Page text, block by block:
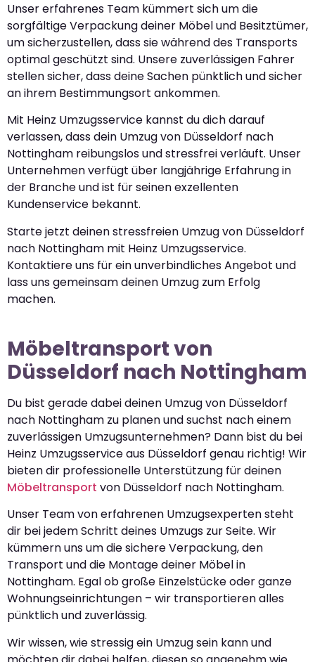
Unser erfahrenes Team kümmert sich um die
sorgfältige Verpackung deiner Möbel und Besitztümer,
um sicherzustellen, dass sie während des Transports
optimal geschützt sind. Unsere zuverlässigen Fahrer
stellen sicher, dass deine Sachen pünktlich und sicher
an ihrem Bestimmungsort ankommen.
Mit Heinz Umzugsservice kannst du dich darauf
verlassen, dass dein Umzug von Düsseldorf nach
Nottingham reibungslos und stressfrei verläuft. Unser
Unternehmen verfügt über langjährige Erfahrung in
der Branche und ist für seinen exzellenten
Kundenservice bekannt.
Starte jetzt deinen stressfreien Umzug von Düsseldorf
nach Nottingham mit Heinz Umzugsservice.
Kontaktiere uns für ein unverbindliches Angebot und
lass uns gemeinsam deinen Umzug zum Erfolg
machen.
Möbeltransport von
Düsseldorf nach Nottingham
Du bist gerade dabei deinen Umzug von Düsseldorf
nach Nottingham zu planen und suchst nach einem
zuverlässigen Umzugsunternehmen? Dann bist du bei
Heinz Umzugsservice aus Düsseldorf genau richtig! Wir
bieten dir professionelle Unterstützung für deinen
Möbeltransport von Düsseldorf nach Nottingham.
Unser Team von erfahrenen Umzugsexperten steht
dir bei jedem Schritt deines Umzugs zur Seite. Wir
kümmern uns um die sichere Verpackung, den
Transport und die Montage deiner Möbel in
Nottingham. Egal ob große Einzelstücke oder ganze
Wohnungseinrichtungen – wir transportieren alles
pünktlich und zuverlässig.
Wir wissen, wie stressig ein Umzug sein kann und